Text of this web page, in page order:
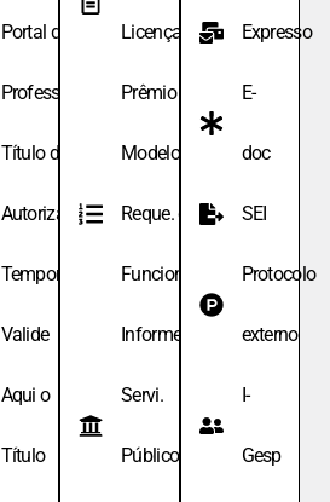
Portal do
Professor
Título de
Autoriza.
Temporária
Valide
Aqui o
Título
Licença
Prêmio
Modelo de
Reque. de
Funcionário
Informe
Servi.
Públicos
Expresso
E-
doc
SEI
Protocolo
externo
I-
Gesp